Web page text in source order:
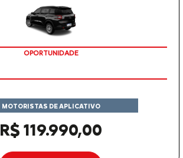
OPORTUNIDADE
MOTORISTAS DE APLICATIVO
R$ 119.990,00